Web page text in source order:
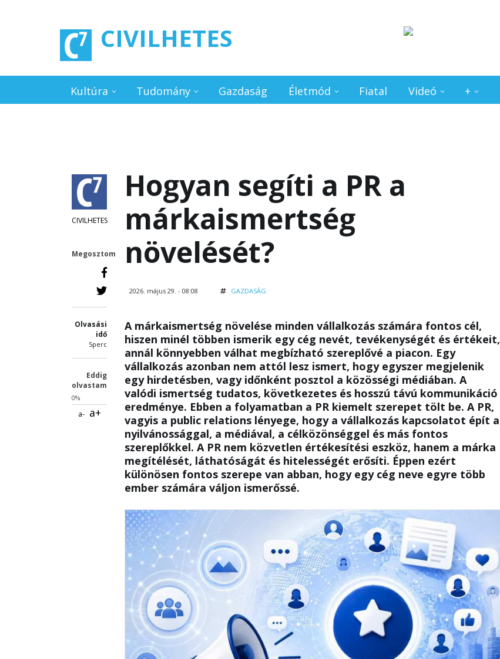
CIVILHETES
Kultúra Tudomány Gazdaság Életmód Fiatal Videó +
CIVILHETES
Megosztom
Olvasási
idő
5perc
Eddig
olvastam
0%
a- a+
Hogyan segíti a PR a
márkaismertség
növelését?
2026. május 29. - 08:08 GAZDASÁG
A márkaismertség növelése minden vállalkozás számára fontos cél,
hiszen minél többen ismerik egy cég nevét, tevékenységét és értékeit,
annál könnyebben válhat megbízható szereplővé a piacon. Egy
vállalkozás azonban nem attól lesz ismert, hogy egyszer megjelenik
egy hirdetésben, vagy időnként posztol a közösségi médiában. A
valódi ismertség tudatos, következetes és hosszú távú kommunikáció
eredménye. Ebben a folyamatban a PR kiemelt szerepet tölt be. A PR,
vagyis a public relations lényege, hogy a vállalkozás kapcsolatot épít a
nyilvánossággal, a médiával, a célközönséggel és más fontos
szereplőkkel. A PR nem közvetlen értékesítési eszköz, hanem a márka
megítélését, láthatóságát és hitelességét erősíti. Éppen ezért
különösen fontos szerepe van abban, hogy egy cég neve egyre több
ember számára váljon ismerőssé.